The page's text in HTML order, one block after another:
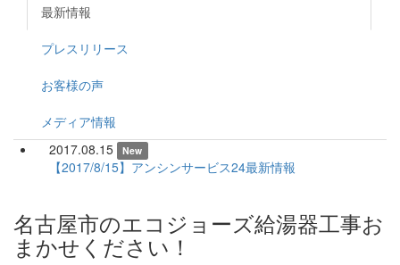
最新情報
プレスリリース
お客様の声
メディア情報
2017.08.15
New
【2017/8/15】アンシンサービス24最新情報
名古屋市のエコジョーズ給湯器工事お
まかせください！